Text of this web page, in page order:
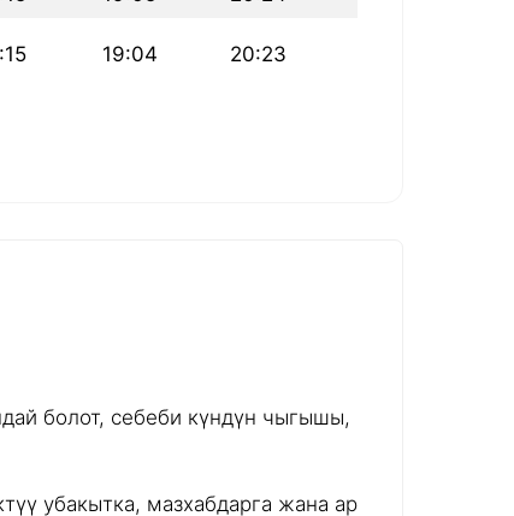
19:04 20:23
болот, себеби күндүн чыгышы,
убакытка, мазхабдарга жана ар